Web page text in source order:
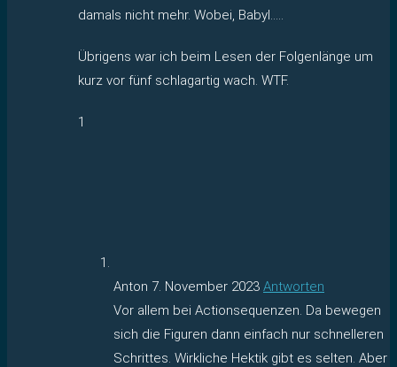
damals nicht mehr. Wobei, Babyl…..
Übrigens war ich beim Lesen der Folgenlänge um
kurz vor fünf schlagartig wach. WTF.
1
Anton 7. November 2023 Antworten
Vor allem bei Actionsequenzen. Da bewegen
sich die Figuren dann einfach nur schnelleren
Schrittes. Wirkliche Hektik gibt es selten. Aber